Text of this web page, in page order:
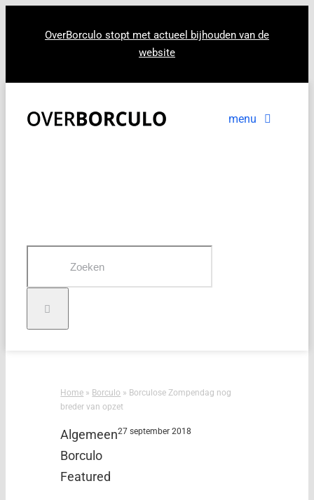
OverBorculo stopt met actueel bijhouden van de
website
menu
Home » Borculo » Borculose Zompendag nog
breder van opzet
Algemeen
Borculo
Featured
27 september 2018